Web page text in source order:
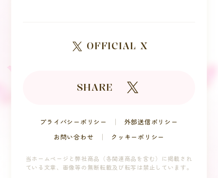
OFFICIAL X
SHARE
プライバシーポリシー
外部送信ポリシー
お問い合わせ
クッキーポリシー
当ホームページと弊社商品（各関連商品を含む）に掲載され
ている文章、 画像等の無断転載及び転写は禁止しています。